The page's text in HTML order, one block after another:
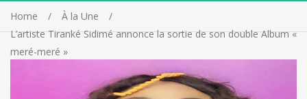
Home
À la Une
L’artiste Tiranké Sidimé annonce la sortie de son double Album «
meré-meré »